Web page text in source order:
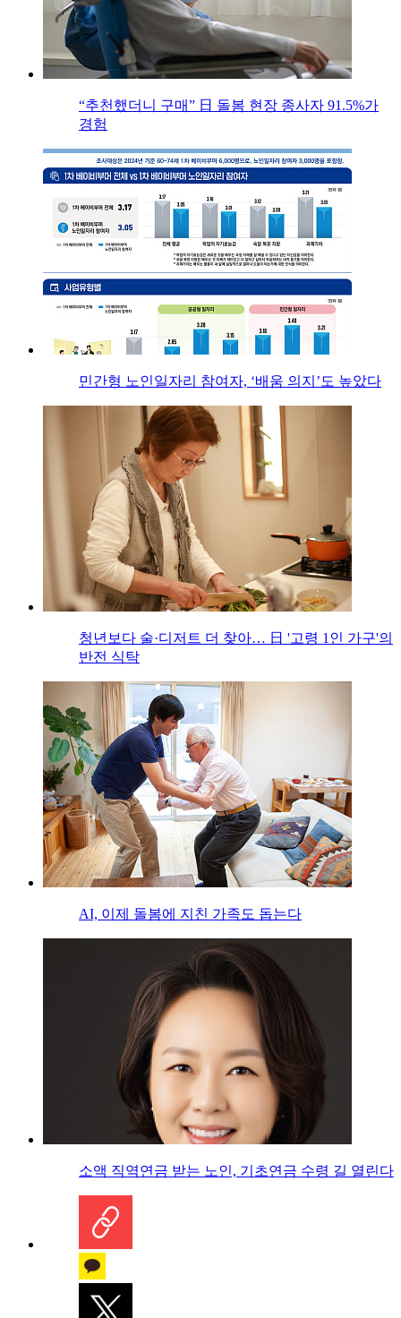
“추천했더니 구매” 日 돌봄 현장 종사자 91.5%가
경험
민간형 노인일자리 참여자, ‘배움 의지’도 높았다
청년보다 술·디저트 더 찾아… 日 '고령 1인 가구'의
반전 식탁
AI, 이제 돌봄에 지친 가족도 돕는다
소액 직역연금 받는 노인, 기초연금 수령 길 열린다